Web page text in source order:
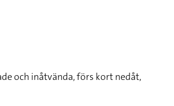
och inåtvända, förs kort nedåt,